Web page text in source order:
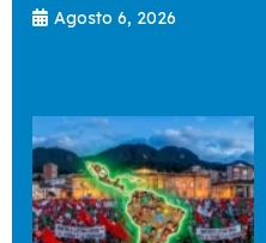
Agosto 6, 2026